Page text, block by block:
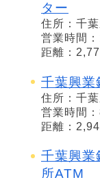
ター
住所：千
営業時間
距離：
千葉興業
住所：千
営業時間
距離：
千葉興業
所ATM